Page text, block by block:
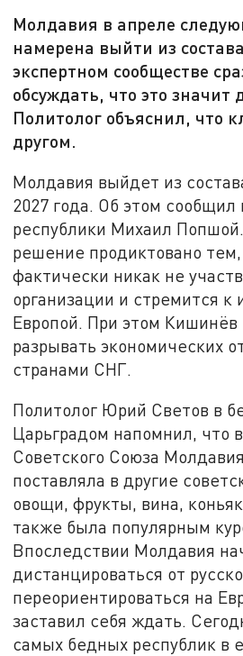
Молдавия в апреле
намерена выйти из
экспертном сообществе
обсуждать, что это значит
Политолог объяснил, что
другом.
Молдавия выйдет из
2027 года. Об этом
республики Михаил
решение продиктовано тем,
фактически никак не
организации и стремится к
Европой. При этом
разрывать экономических
странами СНГ.
Политолог Юрий Светов в
Царьградом напомнил, что
Советского Союза
поставляла в другие
овощи, фрукты, вина,
также была популярным
Впоследствии Молдавия
дистанцироваться от
переориентироваться на
заставил себя ждать.
самых бедных республик в